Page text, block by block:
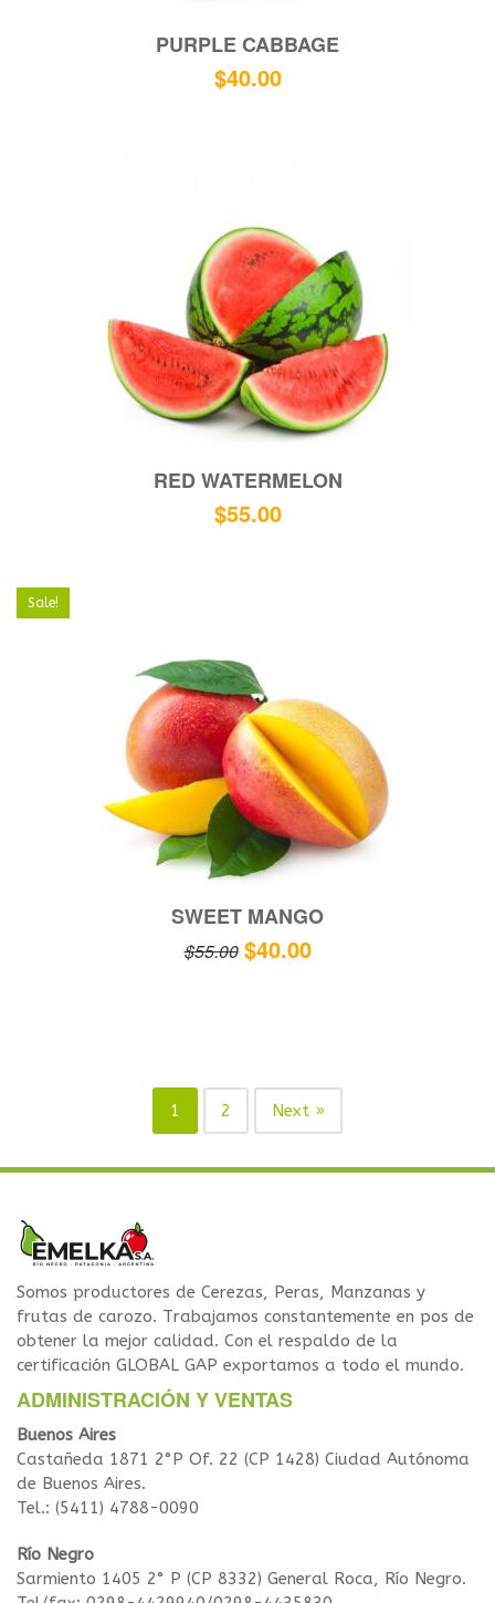
PURPLE CABBAGE
$40.00
RED WATERMELON
$55.00
Sale!
SWEET MANGO
$55.00 $40.00
1 2 Next »
Somos productores de Cerezas, Peras, Manzanas y
frutas de carozo. Trabajamos constantemente en pos de
obtener la mejor calidad. Con el respaldo de la
certificación GLOBAL GAP exportamos a todo el mundo.
ADMINISTRACIÓN Y VENTAS
Buenos Aires
Castañeda 1871 2°P Of. 22 (CP 1428) Ciudad Autónoma
de Buenos Aires.
Tel.: (5411) 4788-0090
Río Negro
Sarmiento 1405 2° P (CP 8332) General Roca, Río Negro.